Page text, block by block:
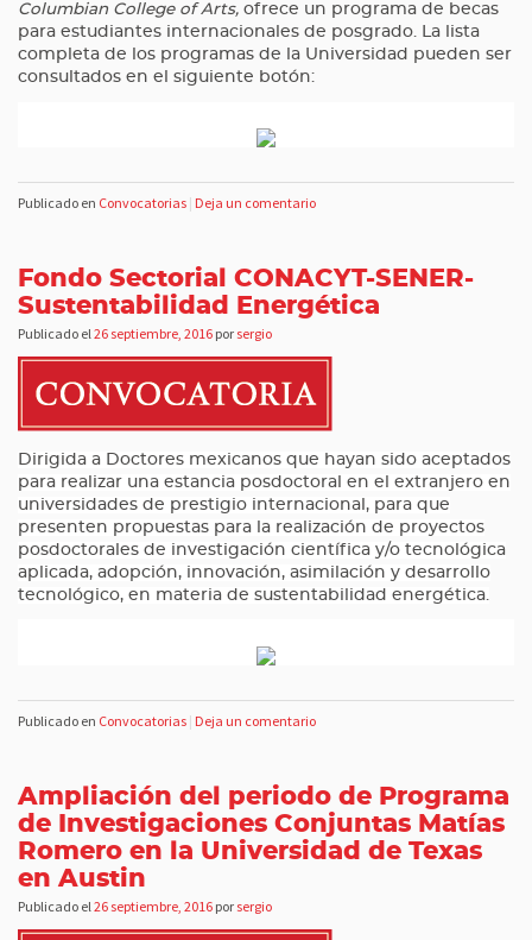
Columbian College of Arts, ofrece un programa de becas
para estudiantes internacionales de posgrado. La lista
completa de los programas de la Universidad pueden ser
consultados en el siguiente botón:
Publicado en Convocatorias | Deja un comentario
Fondo Sectorial CONACYT-SENER-
Sustentabilidad Energética
Publicado el 26 septiembre, 2016 por sergio
Dirigida a Doctores mexicanos que hayan sido aceptados
para realizar una estancia posdoctoral en el extranjero en
universidades de prestigio internacional, para que
presenten propuestas para la realización de proyectos
posdoctorales de investigación científica y/o tecnológica
aplicada, adopción, innovación, asimilación y desarrollo
tecnológico, en materia de sustentabilidad energética.
Publicado en Convocatorias | Deja un comentario
Ampliación del periodo de Programa
de Investigaciones Conjuntas Matías
Romero en la Universidad de Texas
en Austin
Publicado el 26 septiembre, 2016 por sergio